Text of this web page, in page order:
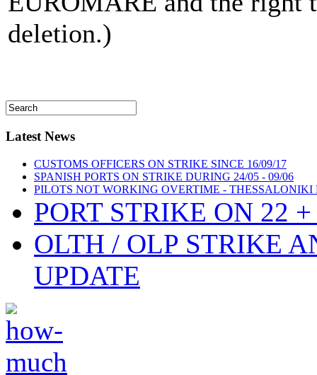
deletion.)
Latest News
CUSTOMS OFFICERS ON STRIKE SINCE 16/09/17
SPANISH PORTS ON STRIKE DURING 24/05 - 09/06
PILOTS NOT WORKING OVERTIME - THESSALONIKI
PORT STRIKE ON 22
OLTH / OLP STRIKE
UPDATE